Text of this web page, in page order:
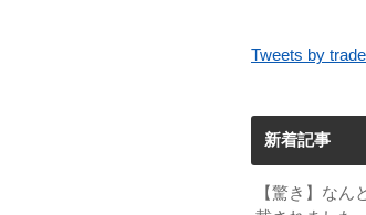
Tweets by
新着記事
【驚き】な